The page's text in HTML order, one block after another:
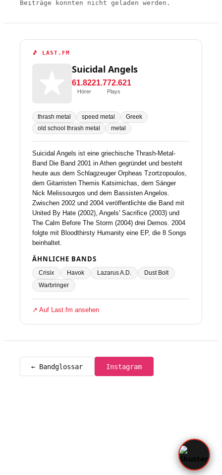
Beiträge konnten nicht geladen werden.
🎵 LAST.FM
Suicidal Angels
61.822
Hörer
1.772.621
Plays
thrash metal speed metal
Greek
old school thrash metal
metal
Suicidal Angels ist eine griechische Thrash-Metal-
Band Die Band 2001 in Athen gegründet und besteht
heute aus dem Schlagzeuger Orpheas Tzortzopoulos,
dem Gitarristen Themis Katsimichas, dem Sänger
Nick Melissourgos und dem Bassisten Angelos.
Zwischen 2002 und 2004 veröffentlichte die Band mit
United By Hate (2002), Angels' Sacrifice (2003) und
The Calm Before The Storm (2004) drei Demos. 2004
folgte mit Bloodthirsty Humanity eine EP, die 8 Songs
beinhaltet.
ÄHNLICHE BANDS
Crisix Havok Lazarus A.D.
Dust Bolt
Warbringer
↗ Auf Last.fm ansehen
← Bandglossar Instagram